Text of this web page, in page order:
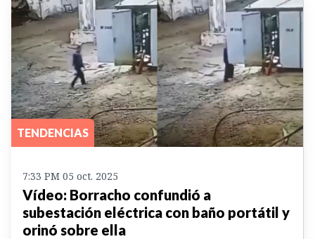
TENDENCIAS
7:33 PM 05 oct. 2025
Vídeo: Borracho confundió a
subestación eléctrica con baño portátil y
orinó sobre ella